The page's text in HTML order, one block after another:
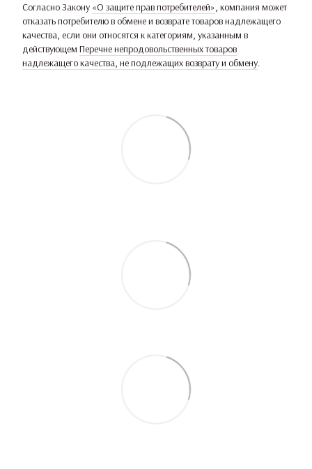
Согласно Закону «О защите прав потребителей», компания может
отказать потребителю в обмене и возврате товаров надлежащего
качества, если они относятся к категориям, указанным в
действующем Перечне непродовольственных товаров
надлежащего качества, не подлежащих возврату и обмену.